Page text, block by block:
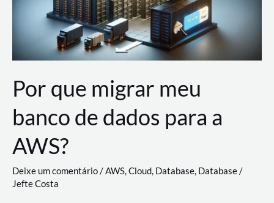
Por que migrar meu
banco de dados para a
AWS?
Deixe um comentário/AWS,Cloud, Database, Database/
Jefte Costa